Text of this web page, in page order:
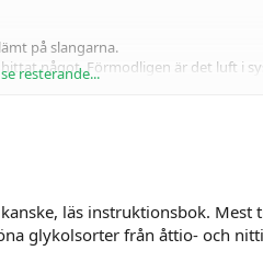
på slangarna.
något. Förmodligen är det luft i
resterande...
läs instruktionsbok. Mest
glykolsorter från åttio- och